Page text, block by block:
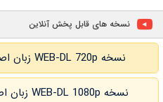
نسخه های قابل پخش آنلاین
نسخه WEB-DL 720p زبان اصلی
نسخه WEB-DL 1080p زبان اصلی